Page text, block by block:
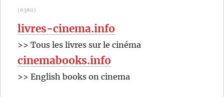
(6380)
livres-cinema.info
>> Tous les livres sur le cinéma
cinemabooks.info
>> English books on cinema